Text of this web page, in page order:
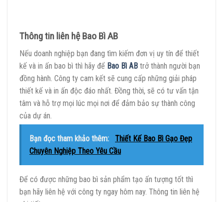
Thông tin liên hệ Bao Bì AB
Nếu doanh nghiệp bạn đang tìm kiếm đơn vị uy tín để thiết
kế và in ấn bao bì thì hãy để Bao Bì AB trở thành người bạn
đồng hành. Công ty cam kết sẽ cung cấp những giải pháp
thiết kế và in ấn độc đáo nhất. Đồng thời, sẽ có tư vấn tận
tâm và hỗ trợ mọi lúc mọi nơi để đảm bảo sự thành công
của dự án.
Bạn đọc tham khảo thêm:
Thiết Kế Bao Bì Gạo Đẹp
Chuyên Nghiệp Theo Yêu Cầu
Để có được những bao bì sản phẩm tạo ấn tượng tốt thì
bạn hãy liên hệ với công ty ngay hôm nay. Thông tin liên hệ